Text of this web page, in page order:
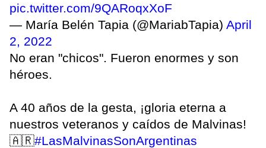
pic.twitter.com/9QARoqxXoF
— María Belén Tapia (@MariabTapia) April
2, 2022
No eran "chicos". Fueron enormes y son
héroes.
A 40 años de la gesta, ¡gloria eterna a
nuestros veteranos y caídos de Malvinas!
🇦🇷#LasMalvinasSonArgentinas